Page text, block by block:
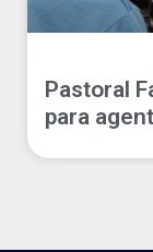
Pastoral
para